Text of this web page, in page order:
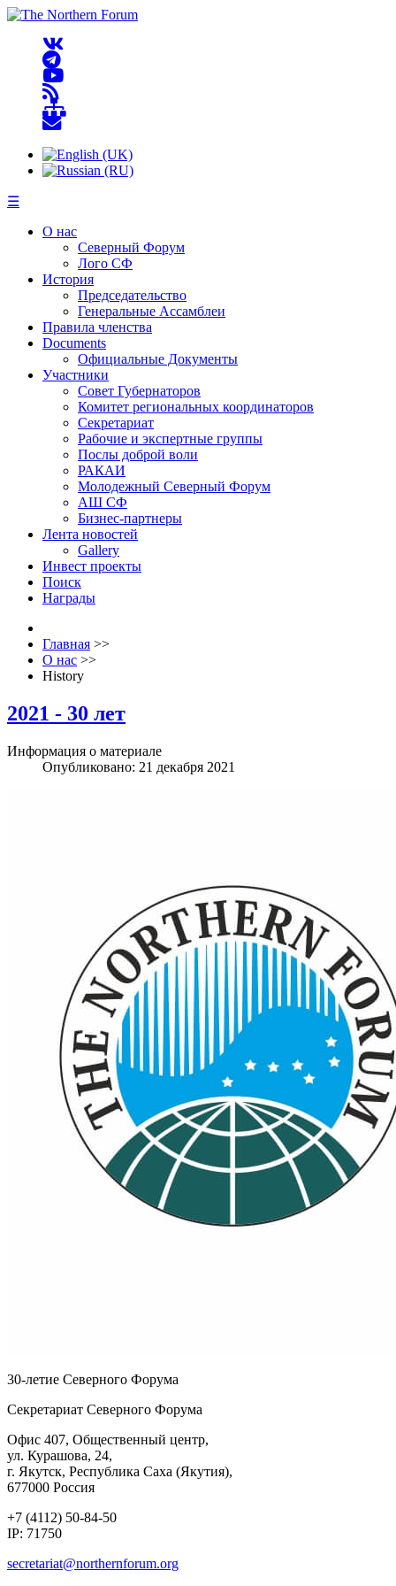
☰
О нас
Северный Форум
Лого СФ
История
Председательство
Генеральные Ассамблеи
Правила членства
Documents
Официальные Документы
Участники
Совет Губернаторов
Комитет региональных координаторов
Секретариат
Рабочие и экспертные группы
Послы доброй воли
РАКАИ
Молодежный Северный Форум
АШ СФ
Бизнес-партнеры
Лента новостей
Gallery
Инвест проекты
Поиск
Награды
Главная >>
О нас >>
History
2021 - 30 лет
Информация о материале
Опубликовано: 21 декабря 2021
30-летие Северного Форума
Секретариат Северного Форума
Офис 407, Общественный центр,
ул. Курашова, 24,
г. Якутск, Республика Саха (Якутия),
677000 Россия
+7 (4112) 50-84-50
IP: 71750